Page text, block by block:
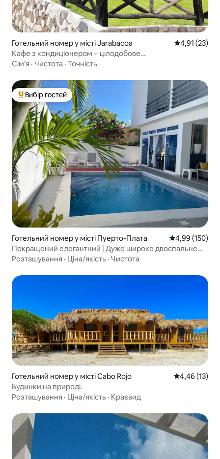
Готельний номер у місті Jarabacoa Середня
4,91 (23)
Кафе з кондиціонером + цілодобове
електропостачання | Rancho Las Guazaras
Сім’я · Чистота · Точність
Топ вибір гостей
Вибір гостей
Готельний номер у місті Пуерто-Плата Середня
4,99 (150)
Покращений елегантний | Дуже широке двоспальне
ліжко | Сніданок включено |
Розташування · Ціна/якість · Чистота
Готельний номер у місті Cabo Rojo Середня
4,46 (13)
Будинки на природі.
Розташування · Ціна/якість · Краєвид